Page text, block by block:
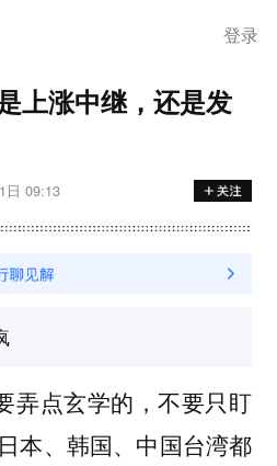
登录
上涨中继，还是发
日 09:13
弄点玄学的，不要只盯
本、韩国、中国台湾都